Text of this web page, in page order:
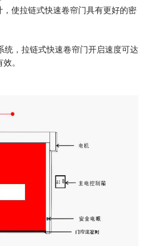
使拉链式快速卷帘门具有更好的密
统，拉链式快速卷帘门开启速度可达
。